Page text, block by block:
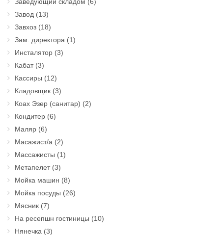
Завод (13)
Завхоз (18)
Зам. директора (1)
Инсталятор (3)
Кабат(3)
Кассиры (12)
Кладовщик (3)
Коах Эзер (санитар) (2)
Кондитер (6)
Маляр (6)
Масажист/а (2)
Массажисты (1)
Метапелет(3)
Мойка машин (8)
Мойка посуды (26)
Мясник (7)
На ресепшн гостиницы (10)
Нянечка (3)